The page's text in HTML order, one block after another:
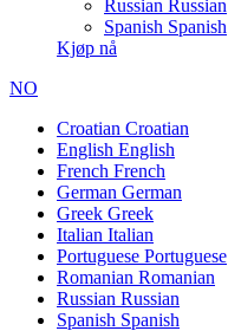
Russian Russian
Spanish Spanish
Kjøp nå
NO
Croatian Croatian
English English
French French
German German
Greek Greek
Italian Italian
Portuguese Portuguese
Romanian Romanian
Russian Russian
Spanish Spanish